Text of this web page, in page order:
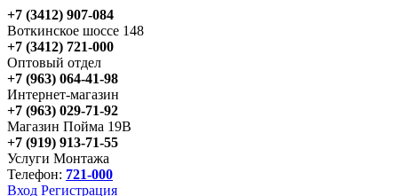
+7 (3412) 907-084
Воткинское шоссе 148
+7 (3412) 721-000
Оптовый отдел
+7 (963) 064-41-98
Интернет-магазин
+7 (963) 029-71-92
Магазин Пойма 19В
+7 (919) 913-71-55
Услуги Монтажа
Телефон: 721-000
Вход Регистрация